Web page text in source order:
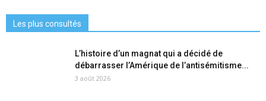
Les plus consultés
L’histoire d’un magnat qui a décidé de
débarrasser l’Amérique de l’antisémitisme...
3 août 2026